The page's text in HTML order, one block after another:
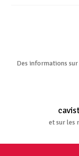
Des informations sur
et sur les